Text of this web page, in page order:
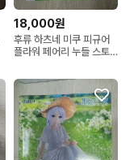
18,000원
후류 하츠네 미쿠 피규어
플라워 페어리 누들 스토